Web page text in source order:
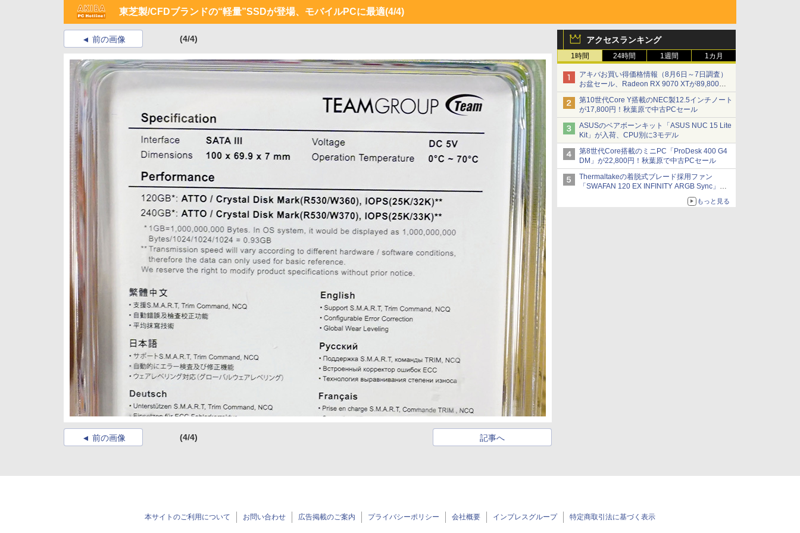
東芝製/CFDブランドの“軽量”SSDが登場、モバイルPCに最適(4/4)
アクセスランキング
1時間 24時間 1週間 1カ月
アキバお買い得価格情報（8月6日～7日調査）
お盆セール、Radeon RX 9070 XTが89,800
円、水平周波数24.8kHz対応の17型モニターが
9,801円、暑さ指数連動セール ほか
第10世代Core Y搭載のNEC製12.5インチノート
が17,800円！秋葉原で中古PCセール
ASUSのベアボーンキット「ASUS NUC 15 Lite
Kit」が入荷、CPU別に3モデル
第8世代Core搭載のミニPC「ProDesk 400 G4
DM」が22,800円！秋葉原で中古PCセール
Thermaltakeの着脱式ブレード採用ファン
「SWAFAN 120 EX INFINITY ARGB Sync」に
単品パッケージ 交換用リバースファンブレード
もっと見る
前の画像 (4/4)
前の画像 (4/4) 記事へ
本サイトのご利用について お問い合わせ 広告掲載のご案内 プライバシーポリシー 会社概要 インプレスグループ 特定商取引法に基づく表示